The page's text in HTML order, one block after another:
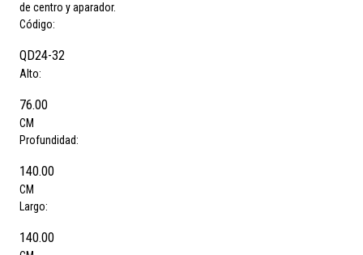
de centro y aparador.
Código:
QD24-32
Alto:
76.00
CM
Profundidad:
140.00
CM
Largo:
140.00